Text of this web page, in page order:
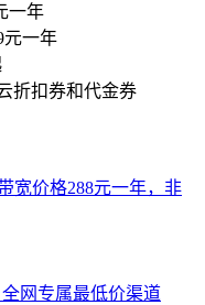
一年
元一年
折扣券和代金券
宽价格288元一年，非
网专属最低价渠道